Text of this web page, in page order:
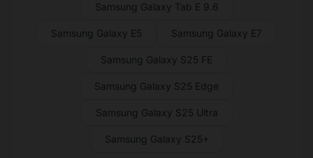
Samsung Galaxy Tab E 9.6
Samsung Galaxy E5 Samsung Galaxy E7
Samsung Galaxy S25 FE
Samsung Galaxy S25 Edge
Samsung Galaxy S25 Ultra
Samsung Galaxy S25+